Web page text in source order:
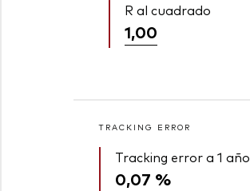
R al cuadrado
1,00
TRACKING ERROR
Tracking error a 1 año
0,07 %